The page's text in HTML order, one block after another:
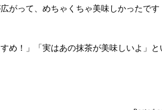
がって、めちゃくちゃ美味しかったです
め！」「実はあの抹茶が美味しいよ」